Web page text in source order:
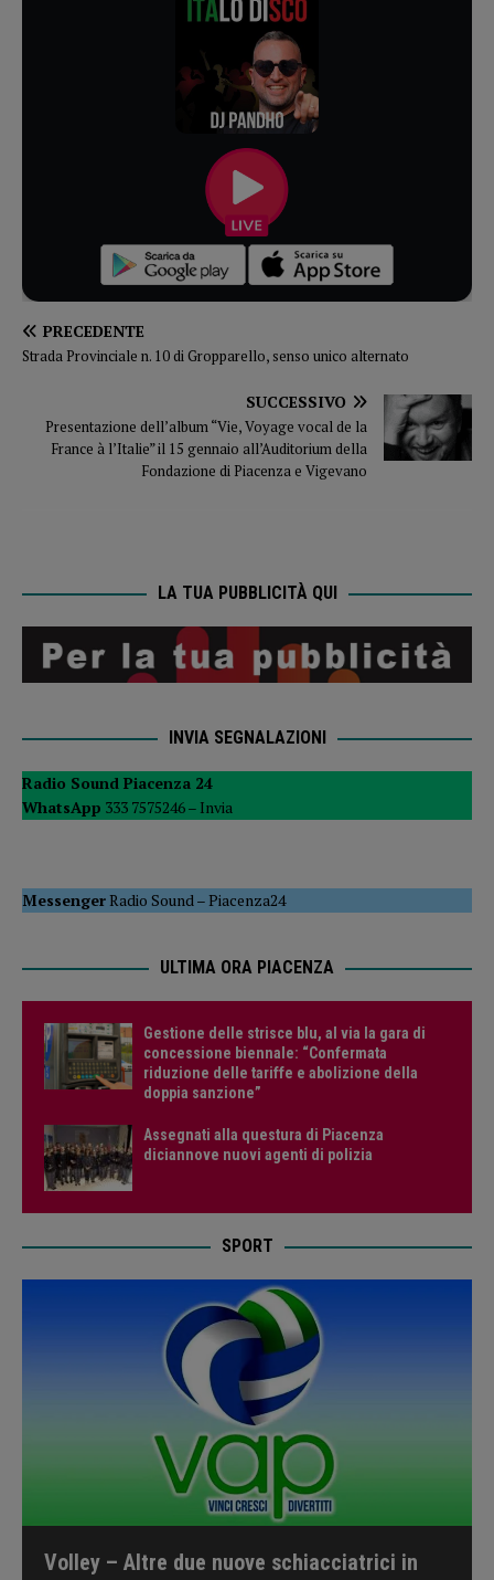
PRECEDENTE
Strada Provinciale n. 10 di Gropparello, senso unico alternato
SUCCESSIVO
Presentazione dell’album “Vie, Voyage vocal de la
France à l’Italie” il 15 gennaio all’Auditorium della
Fondazione di Piacenza e Vigevano
LA TUA PUBBLICITÀ QUI
INVIA SEGNALAZIONI
Radio Sound Piacenza 24
WhatsApp 333 7575246 – Invia
MessengerRadio Sound–Piacenza24
ULTIMA ORA PIACENZA
Gestione delle strisce blu, al via la gara di
concessione biennale: “Confermata
riduzione delle tariffe e abolizione della
doppia sanzione”
Assegnati alla questura di Piacenza
diciannove nuovi agenti di polizia
SPORT
Volley – Altre due nuove schiacciatrici in